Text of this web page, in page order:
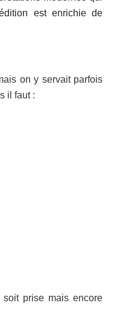
est enrichie de
on y servait parfois
il faut :
prise mais encore